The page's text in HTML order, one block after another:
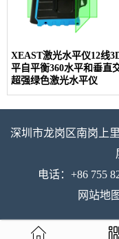
XEAST激光水平仪12线
平自平衡360水平和垂直
超强绿色激光水平仪
深圳市龙岗区南岗上
电话：+86 755
网站地图